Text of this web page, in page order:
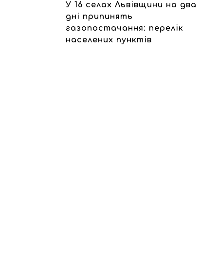
У 16 селах Львівщини на два
дні припинять
газопостачання: перелік
населених пунктів